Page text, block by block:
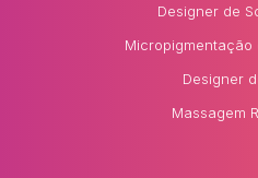
Designer de
Micropigmentação
Designer
Massagem